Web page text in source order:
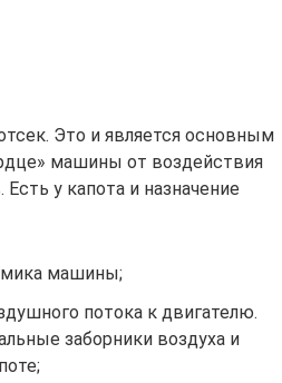
Это и является основным
машины от воздействия
у капота и назначение
машины;
потока к двигателю.
заборники воздуха и